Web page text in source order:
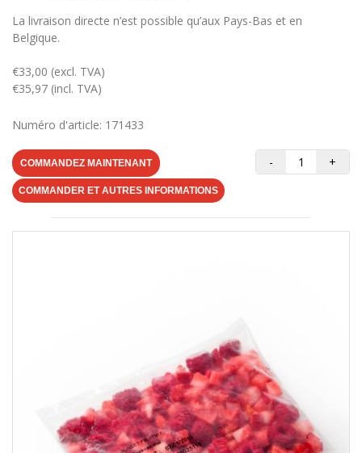
La livraison directe n’est possible qu’aux Pays-Bas et en
Belgique.
€33,00 (excl. TVA)
€35,97 (incl. TVA)
Numéro d'article: 171433
COMMANDEZ MAINTENANT - +
COMMANDER ET AUTRES INFORMATIONS